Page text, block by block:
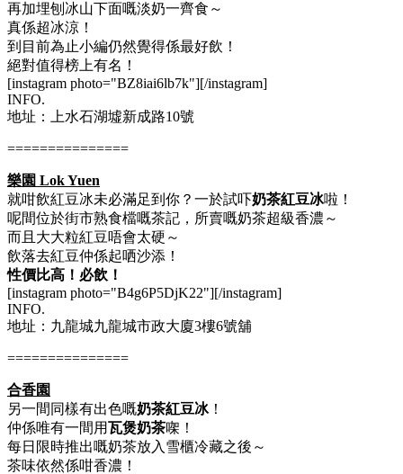
再加埋刨冰山下面嘅淡奶一齊食～
真係超冰涼！
到目前為止小編仍然覺得係最好飲！
絕對值得榜上有名！
[instagram photo="BZ8iai6lb7k"][/instagram]
INFO.
地址：上水石湖墟新成路10號
===============
樂園 Lok Yuen
就咁飲紅豆冰未必滿足到你？一於試吓奶茶紅豆冰啦！
呢間位於街市熟食檔嘅茶記，所賣嘅奶茶超級香濃～
而且大大粒紅豆唔會太硬～
飲落去紅豆仲係起哂沙添！
性價比高！必飲！
[instagram photo="B4g6P5DjK22"][/instagram]
INFO.
地址：九龍城九龍城市政大廈3樓6號舖
===============
合香園
另一間同樣有出色嘅奶茶紅豆冰！
仲係唯有一間用瓦煲奶茶㗎！
每日限時推出嘅奶茶放入雪櫃冷藏之後～
茶味依然係咁香濃！